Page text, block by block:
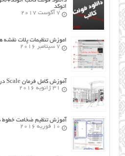
اتوکد
7 آگوست 2017
اموزش تنظیمات پلات نقشه
7 سپتامبر 2016
آموزش کامل فرمان Scale در اتوکد
31 ژانویه 2016
آموزش تنظیم ضخامت خطوط
10 فوریه 2016